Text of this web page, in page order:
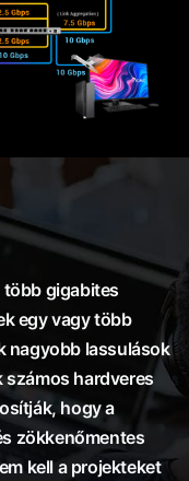
több gigabites
egy vagy több
nagyobb lassulások
számos hardveres
hogy a
zökkenőmentes
kell a projekteket